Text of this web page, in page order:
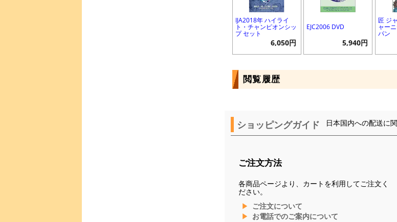
IJA2018年 ハイライ
ト・チャンピオンシッ
プ セット
6,050円
EJC2006 DVD
5,940円
匠 ジ
ャー
パン
閲覧履歴
ショッピングガイド 日本国内への配送に
ご注文方法
各商品ページより、カートを利用してご注文く
ださい。
ご注文について
お電話でのご案内について